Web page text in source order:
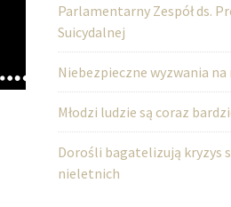
Parlamentarny Zespół ds.
Suicydalnej
Niebezpieczne wyzwania na
Młodzi ludzie są coraz
Dorośli bagatelizują kryzys
nieletnich